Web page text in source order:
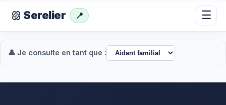
Serelier 📍 ☰
👤 Je consulte en tant que :